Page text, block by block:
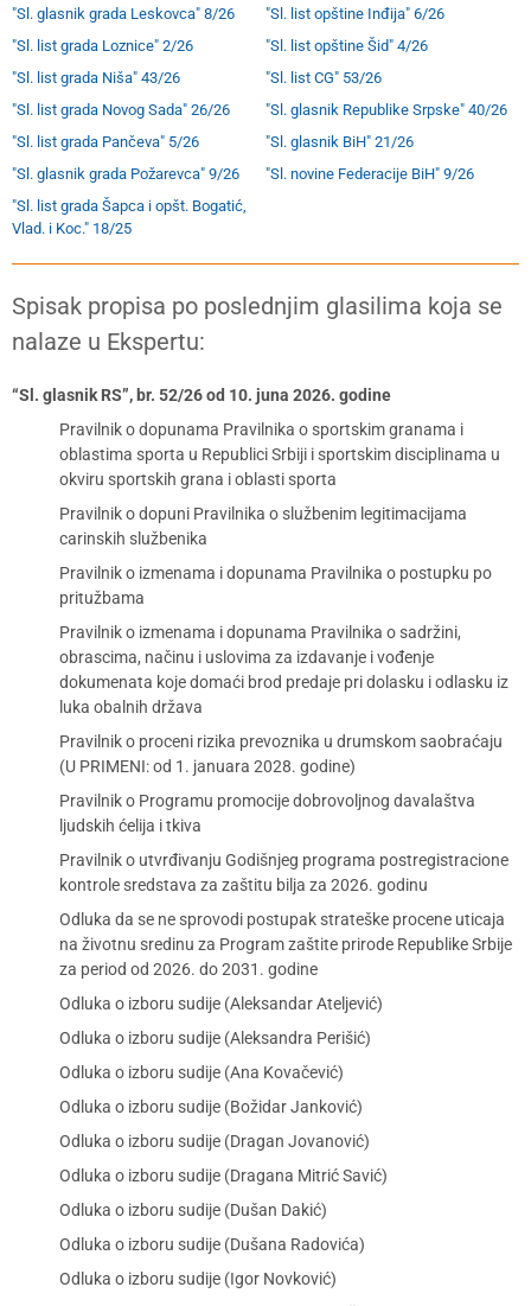
"Sl. glasnik grada Leskovca" 8/26
"Sl. list grada Loznice" 2/26
"Sl. list grada Niša" 43/26
"Sl. list grada Novog Sada" 26/26
"Sl. list grada Pančeva" 5/26
"Sl. glasnik grada Požarevca" 9/26
"Sl. list grada Šapca i opšt. Bogatić,
Vlad. i Koc." 18/25
"Sl. list opštine Inđija" 6/26
"Sl. list opštine Šid" 4/26
"Sl. list CG" 53/26
"Sl. glasnik Republike Srpske" 40/26
"Sl. glasnik BiH" 21/26
"Sl. novine Federacije BiH" 9/26
Spisak propisa po poslednjim glasilima koja se
nalaze u Ekspertu:
“Sl. glasnik RS”, br. 52/26 od 10. juna 2026. godine
Pravilnik o dopunama Pravilnika o sportskim granama i
oblastima sporta u Republici Srbiji i sportskim disciplinama u
okviru sportskih grana i oblasti sporta
Pravilnik o dopuni Pravilnika o službenim legitimacijama
carinskih službenika
Pravilnik o izmenama i dopunama Pravilnika o postupku po
pritužbama
Pravilnik o izmenama i dopunama Pravilnika o sadržini,
obrascima, načinu i uslovima za izdavanje i vođenje
dokumenata koje domaći brod predaje pri dolasku i odlasku iz
luka obalnih država
Pravilnik o proceni rizika prevoznika u drumskom saobraćaju
(U PRIMENI: od 1. januara 2028. godine)
Pravilnik o Programu promocije dobrovoljnog davalaštva
ljudskih ćelija i tkiva
Pravilnik o utvrđivanju Godišnjeg programa postregistracione
kontrole sredstava za zaštitu bilja za 2026. godinu
Odluka da se ne sprovodi postupak strateške procene uticaja
na životnu sredinu za Program zaštite prirode Republike Srbije
za period od 2026. do 2031. godine
Odluka o izboru sudije (Aleksandar Ateljević)
Odluka o izboru sudije (Aleksandra Perišić)
Odluka o izboru sudije (Ana Kovačević)
Odluka o izboru sudije (Božidar Janković)
Odluka o izboru sudije (Dragan Jovanović)
Odluka o izboru sudije (Dragana Mitrić Savić)
Odluka o izboru sudije (Dušan Dakić)
Odluka o izboru sudije (Dušana Radovića)
Odluka o izboru sudije (Igor Novković)